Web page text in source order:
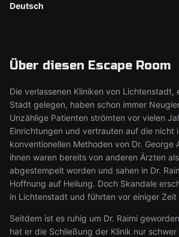
Deutsch
Über diesen Escape Room
Die verlassenen Kliniken von Lichtenstadt,
Stadt gelegen, haben schon immer
Unzählige Patienten strömten vor vielen
Einrichtungen und vertrauten auf die nicht
konventionellen Methoden von Dr. George
ihnen waren bereits von anderen Ärzten
abgestempelt worden und sahen in Dr.
Hoffnung auf Heilung. Doch Skandale
in Lichtenstadt und führten vor einiger Zeit
Seitdem ist es ruhig um Dr. Raimi
hat er die Schließung der Klinik nur